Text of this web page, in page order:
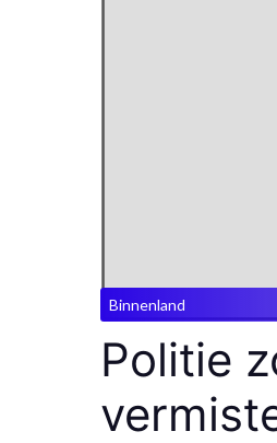
Binnenland
Politie